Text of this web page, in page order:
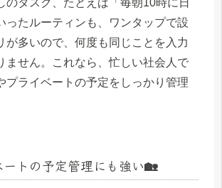
のタスク、たとえば「毎朝10時に日
ったルーティンも、ワンタップで設
が多いので、何度も同じことを入力
ません。これなら、忙しい社会人で
プライベートの予定をしっかり管理
ートの予定管理にも強い🏡